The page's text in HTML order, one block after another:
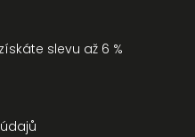
slevu až 6 %